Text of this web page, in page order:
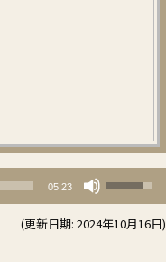
05:23
使
用
向
(更新日期: 2024年10月16日)